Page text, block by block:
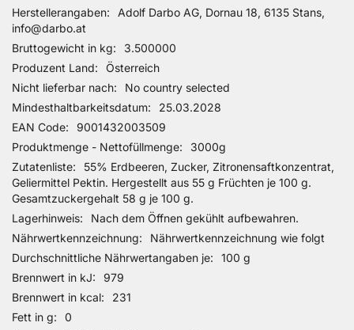
Herstellerangaben
Adolf Darbo AG, Dornau 18, 6135 Stans,
info@darbo.at
Bruttogewicht in kg
3.500000
Produzent Land
Österreich
Nicht lieferbar nach
No country selected
Mindesthaltbarkeitsdatum
25.03.2028
EAN Code
9001432003509
Produktmenge - Nettofüllmenge
3000g
Zutatenliste
55% Erdbeeren, Zucker, Zitronensaftkonzentrat,
Geliermittel Pektin. Hergestellt aus 55 g Früchten je 100 g.
Gesamtzuckergehalt 58 g je 100 g.
Lagerhinweis
Nach dem Öffnen gekühlt aufbewahren.
Nährwertkennzeichnung
Nährwertkennzeichnung wie folgt
Durchschnittliche Nährwertangaben je
100 g
Brennwert in kJ
979
Brennwert in kcal
231
Fett in g
0